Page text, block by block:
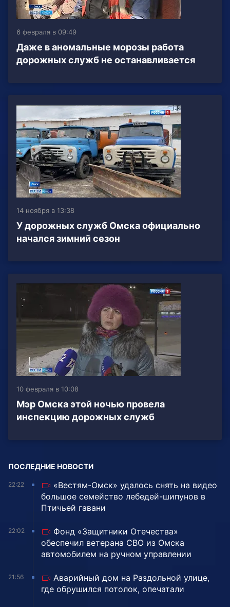
6 февраля в 09:49
Даже в аномальные морозы работа
дорожных служб не останавливается
14 ноября в 13:38
У дорожных служб Омска официально
начался зимний сезон
10 февраля в 10:08
Мэр Омска этой ночью провела
инспекцию дорожных служб
ПОСЛЕДНИЕ НОВОСТИ
22:22
«Вестям-Омск» удалось снять на видео
большое семейство лебедей-шипунов в
Птичьей гавани
22:02
Фонд «Защитники Отечества»
обеспечил ветерана СВО из Омска
автомобилем на ручном управлении
21:56
Аварийный дом на Раздольной улице,
где обрушился потолок, опечатали